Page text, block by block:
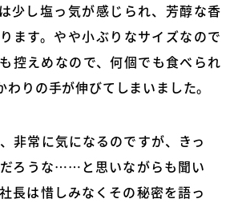
少し塩っ気が感じられ、芳醇な香
ます。やや小ぶりなサイズなので
控えめなので、何個でも食べられ
りの手が伸びてしまいました。
非常に気になるのですが、きっ
ろうな……と思いながらも聞い
長は惜しみなくその秘密を語っ